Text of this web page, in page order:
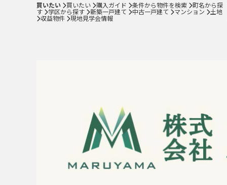
新築一戸建て
現地見学会情報
買いたい 買いたい 購入ガイド 条件から物件を検索 町名から探
す 学区から探す 新築一戸建て 中古一戸建て マンション 土地
収益物件 現地見学会情報